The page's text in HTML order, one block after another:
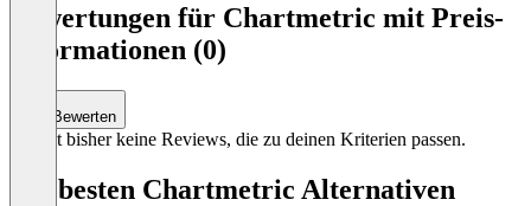
Bewertungen für Chartmetric mit Preis-
Informationen (0)
Bewerten
Es gibt bisher keine Reviews, die zu deinen Kriterien passen.
Die besten Chartmetric Alternativen